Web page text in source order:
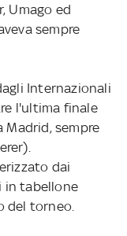
Umago ed
sempre
Internazionali
l'ultima finale
Madrid, sempre
dai
in tabellone
del torneo.